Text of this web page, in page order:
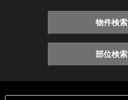
物件検索
部位検索